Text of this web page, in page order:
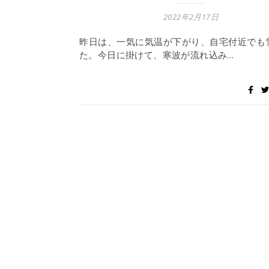
2022年2月17日
昨日は、一気に気温が下がり、自宅付近でも
た。今日に掛けて、寒波が流れ込み…